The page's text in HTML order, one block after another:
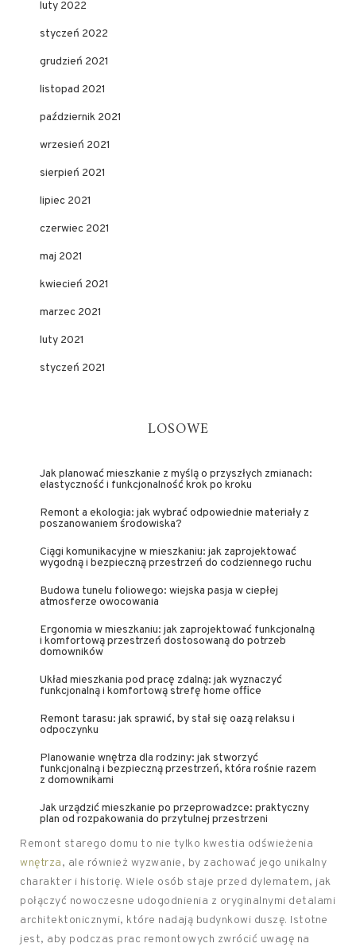
luty 2022
styczeń 2022
grudzień 2021
listopad 2021
październik 2021
wrzesień 2021
sierpień 2021
lipiec 2021
czerwiec 2021
maj 2021
kwiecień 2021
marzec 2021
luty 2021
styczeń 2021
LOSOWE
Jak planować mieszkanie z myślą o przyszłych zmianach:
elastyczność i funkcjonalność krok po kroku
Remont a ekologia: jak wybrać odpowiednie materiały z
poszanowaniem środowiska?
Ciągi komunikacyjne w mieszkaniu: jak zaprojektować
wygodną i bezpieczną przestrzeń do codziennego ruchu
Budowa tunelu foliowego: wiejska pasja w ciepłej
atmosferze owocowania
Ergonomia w mieszkaniu: jak zaprojektować funkcjonalną
i komfortową przestrzeń dostosowaną do potrzeb
domowników
Układ mieszkania pod pracę zdalną: jak wyznaczyć
funkcjonalną i komfortową strefę home office
Remont tarasu: jak sprawić, by stał się oazą relaksu i
odpoczynku
Planowanie wnętrza dla rodziny: jak stworzyć
funkcjonalną i bezpieczną przestrzeń, która rośnie razem
z domownikami
Jak urządzić mieszkanie po przeprowadzce: praktyczny
plan od rozpakowania do przytulnej przestrzeni
Remont starego domu to nie tylko kwestia odświeżenia
wnętrza, ale również wyzwanie, by zachować jego unikalny
charakter i historię. Wiele osób staje przed dylematem, jak
połączyć nowoczesne udogodnienia z oryginalnymi detalami
architektonicznymi, które nadają budynkowi duszę. Istotne
jest, aby podczas prac remontowych zwrócić uwagę na